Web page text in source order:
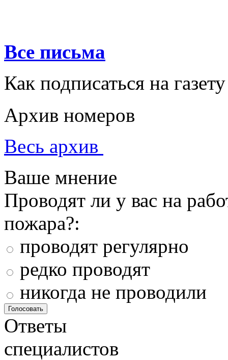
Все письма
Как подписаться на газету
Архив номеров
Весь архив
Ваше мнение
Проводят ли у вас на
пожара?:
проводят регулярно
редко проводят
никогда не проводили
Ответы
специалистов